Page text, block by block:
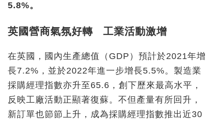
5.8%。
英國營商氣氛好轉 工業活動激增
在英國，國內生產總值（GDP）預計於2021年增
長7.2%，並於2022年進一步增長5.5%。製造業
採購經理指數亦升至65.6，創下歷來最高水平，
反映工廠活動正顯著復蘇。不但產量有所回升，
新訂單也節節上升，成為採購經理指數推出近30